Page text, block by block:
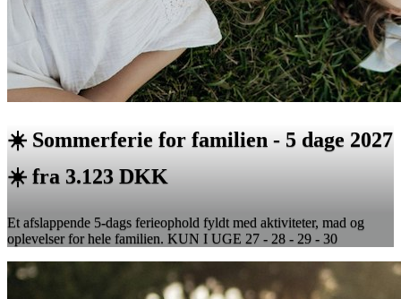
☀️ Sommerferie for familien - 5 dage 2027
☀️ fra 3.123 DKK
Et afslappende 5-dags ferieophold fyldt med aktiviteter, mad og
oplevelser for hele familien. KUN I UGE 27 - 28 - 29 - 30